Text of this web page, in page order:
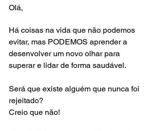
Olá,
Há coisas na vida que não podemos
evitar, mas PODEMOS aprender a
desenvolver um novo olhar para
superar e lidar de forma saudável.
Será que existe alguém que nunca foi
rejeitado?
Creio que não!